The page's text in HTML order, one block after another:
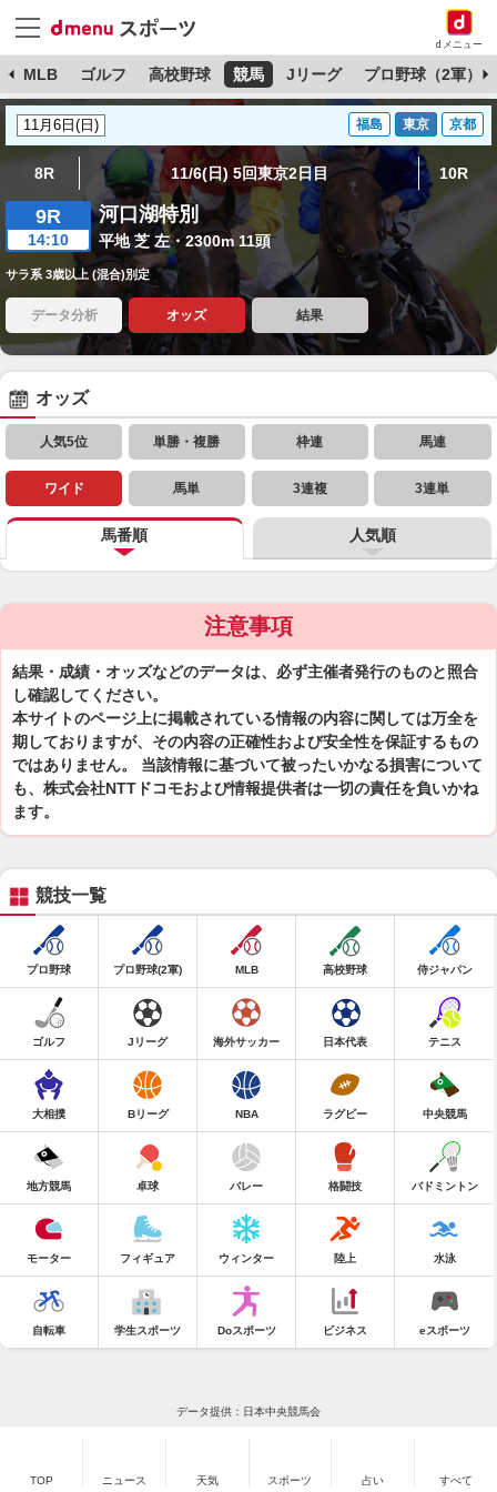
dメニュー
MLB ゴルフ 高校野球 競馬 Jリーグ プロ野球（2軍）
福島 東京 京都
8R 11/6(日) 5回東京2日目 10R
9R
14:10
河口湖特別
平地 芝 左・2300m 11頭
サラ系 3歳以上 (混合)別定
データ分析 オッズ 結果
オッズ
人気5位 単勝・複勝 枠連 馬連
ワイド 馬単 3連複 3連単
馬番順 人気順
注意事項
結果・成績・オッズなどのデータは、必ず主催者発行のものと照合
し確認してください。
本サイトのページ上に掲載されている情報の内容に関しては万全を
期しておりますが、その内容の正確性および安全性を保証するもの
ではありません。 当該情報に基づいて被ったいかなる損害について
も、株式会社NTTドコモおよび情報提供者は一切の責任を負いかね
ます。
競技一覧
プロ野球 プロ野球(2軍) MLB 高校野球 侍ジャパン
ゴルフ Jリーグ 海外サッカー 日本代表 テニス
大相撲 Bリーグ NBA ラグビー 中央競馬
地方競馬 卓球 バレー 格闘技 バドミントン
モーター フィギュア ウィンター 陸上 水泳
自転車 学生スポーツ Doスポーツ ビジネス eスポーツ
データ提供：日本中央競馬会
TOP ニュース 天気 スポーツ 占い すべて